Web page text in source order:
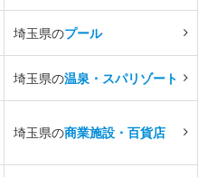
埼玉県のプール
埼玉県の温泉・スパリゾート
埼玉県の商業施設・百貨店